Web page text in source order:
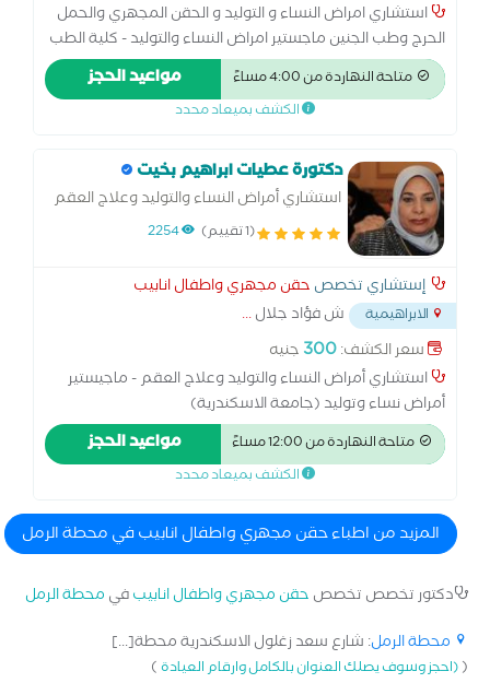
استشاري امراض النساء و التوليد و الحقن المجهري والحمل
الحرج وطب الجنين ماجستير امراض النساء والتوليد - كلية الطب
- جامعه الاسكندرية زمالة الكلية الملكية MRCOG - لندن زمالة
الكلية الملكية MRCPI - دبلن
متاحة النهاردة من 4:00 مساءً مواعيد الحجز
الكشف بميعاد محدد
دكتورة عطيات ابراهيم بخيت
استشاري أمراض النساء والتوليد وعلاج العقم
(1 تقييم) 2254
إستشاري تخصص حقن مجهري واطفال انابيب
الابراهيمية ش فؤاد جلال...
سعر الكشف:300 جنيه
استشاري أمراض النساء والتوليد وعلاج العقم - ماجيستير
أمراض نساء وتوليد (جامعة الاسكندرية)
متاحة النهاردة من 12:00 مساءً مواعيد الحجز
الكشف بميعاد محدد
المزيد من اطباء حقن مجهري واطفال انابيب في محطة الرمل
دكتور تخصص تخصص حقن مجهري واطفال انابيبفي محطة الرمل
محطة الرمل: شارع سعد زغلول الاسكندرية محطة[...]
((احجز وسوف يصلك العنوان بالكامل وارقام العيادة)